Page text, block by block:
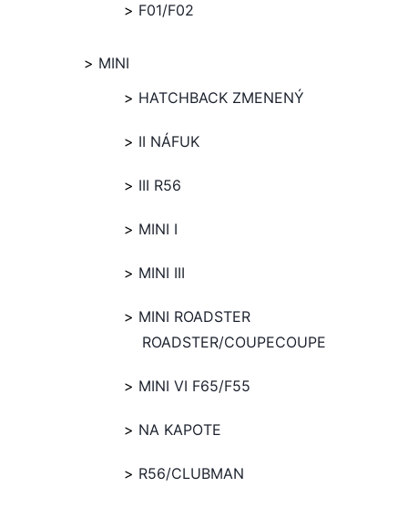
F01/F02
MINI
HATCHBACK ZMENENÝ
II NÁFUK
III R56
MINI I
MINI III
MINI ROADSTER
ROADSTER/COUPECOUPE
MINI VI F65/F55
NA KAPOTE
R56/CLUBMAN